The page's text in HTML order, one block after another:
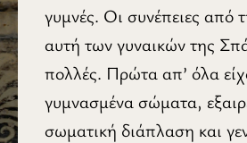
γυμνές. Οι συνέπειες από
αυτή των γυναικών της
πολλές. Πρώτα απ’ όλα
γυμνασμένα σώματα,
σωματική διάπλαση και